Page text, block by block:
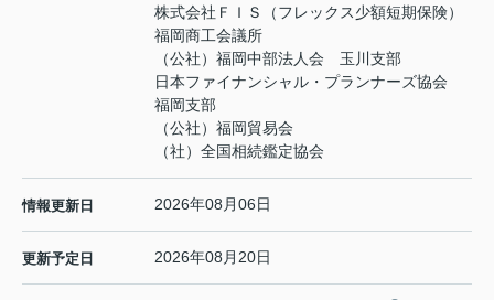
株式会社ＦＩＳ（フレックス少額短期保険）
福岡商工会議所
（公社）福岡中部法人会 玉川支部
日本ファイナンシャル・プランナーズ協会
福岡支部
（公社）福岡貿易会
（社）全国相続鑑定協会
情報更新日 2026年08月06日
更新予定日 2026年08月20日